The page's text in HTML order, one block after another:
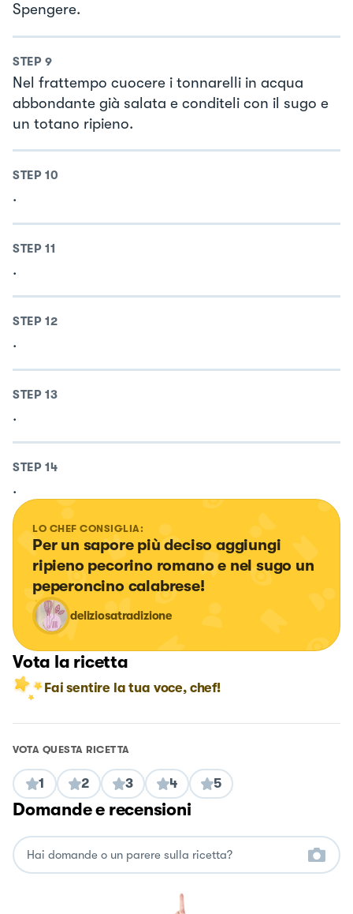
Spengere.
STEP 9
Nel frattempo cuocere i tonnarelli in acqua
abbondante già salata e conditeli con il sugo e
un totano ripieno.
STEP 10
.
STEP 11
.
STEP 12
.
STEP 13
.
STEP 14
.
LO CHEF CONSIGLIA:
Per un sapore più deciso aggiungi
ripieno pecorino romano e nel sugo un
peperoncino calabrese!
deliziosatradizione
Vota la ricetta
Fai sentire la tua voce, chef!
VOTA QUESTA RICETTA
1 2 3 4 5
Domande e recensioni